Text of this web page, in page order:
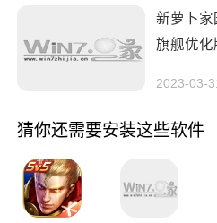
新萝卜
旗舰优
2023-03-
猜你还需要安装这些软件